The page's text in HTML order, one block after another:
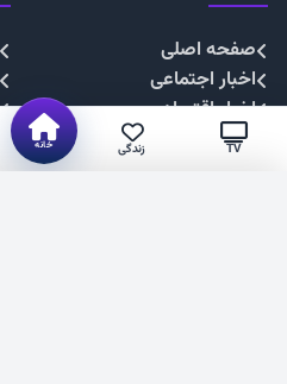
TV زندگی خانه
صفحه اصلی
اخبار اجتماعی
اخبار اقتصادی
اخبار چندرسانه